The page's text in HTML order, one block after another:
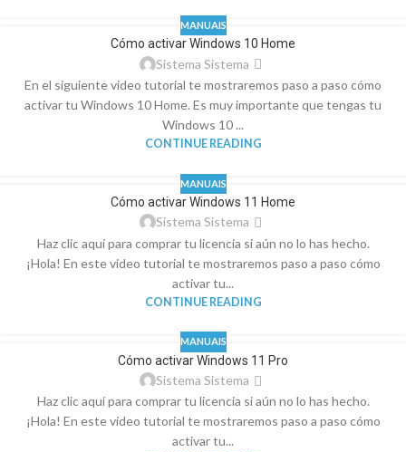
MANUAIS
Cómo activar Windows 10 Home
Sistema Sistema
En el siguiente video tutorial te mostraremos paso a paso cómo
activar tu Windows 10 Home. Es muy importante que tengas tu
Windows 10 ...
CONTINUE READING
MANUAIS
Cómo activar Windows 11 Home
Sistema Sistema
Haz clic aquí para comprar tu licencia si aún no lo has hecho.
¡Hola! En este video tutorial te mostraremos paso a paso cómo
activar tu...
CONTINUE READING
MANUAIS
Cómo activar Windows 11 Pro
Sistema Sistema
Haz clic aquí para comprar tu licencia si aún no lo has hecho.
¡Hola! En este video tutorial te mostraremos paso a paso cómo
activar tu...